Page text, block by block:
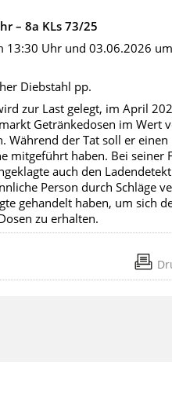
– 8a KLs 73/25
13:30 Uhr und 03.06.2026
Diebstahl pp.
zur Last gelegt, im April
Getränkedosen im Wert
Während der Tat soll er einen
mitgeführt haben. Bei seiner
auch den
Person durch Schläge
gehandelt haben, um sich
zu erhalten.